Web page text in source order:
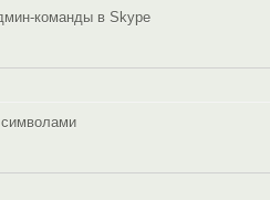
команды в Skype